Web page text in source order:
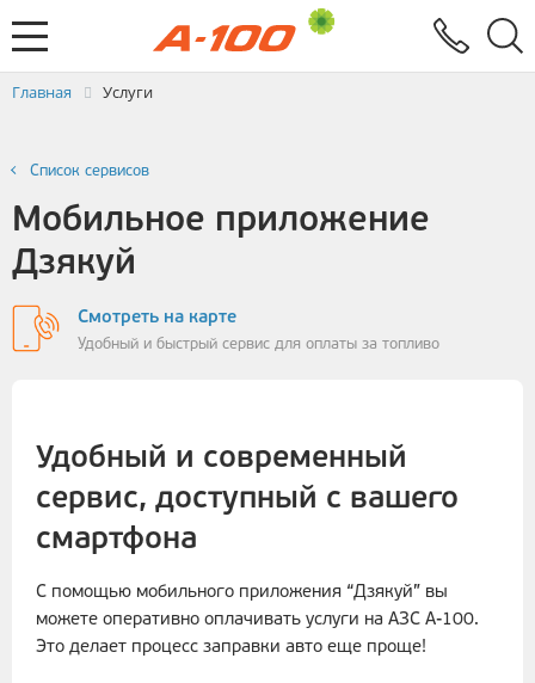
Услуги
Электронный документооборот
Заявка на выставление ЭСЧФ
Главная Услуги
Список сервисов
Мобильное приложение
Дзякуй
Смотреть на карте
Удобный и быстрый сервис для оплаты за топливо
Удобный и современный
сервис, доступный с вашего
смартфона
С помощью мобильного приложения “Дзякуй” вы
можете оперативно оплачивать услуги на АЗС А-100.
Это делает процесс заправки авто еще проще!